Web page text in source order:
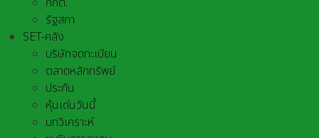
รัฐสภา
SET-คลัง
บริษัทจดทะเบียน
ตลาดหลักทรัพย์
ประกัน
หุ้นเด่นวันนี้
บทวิเคราะห์